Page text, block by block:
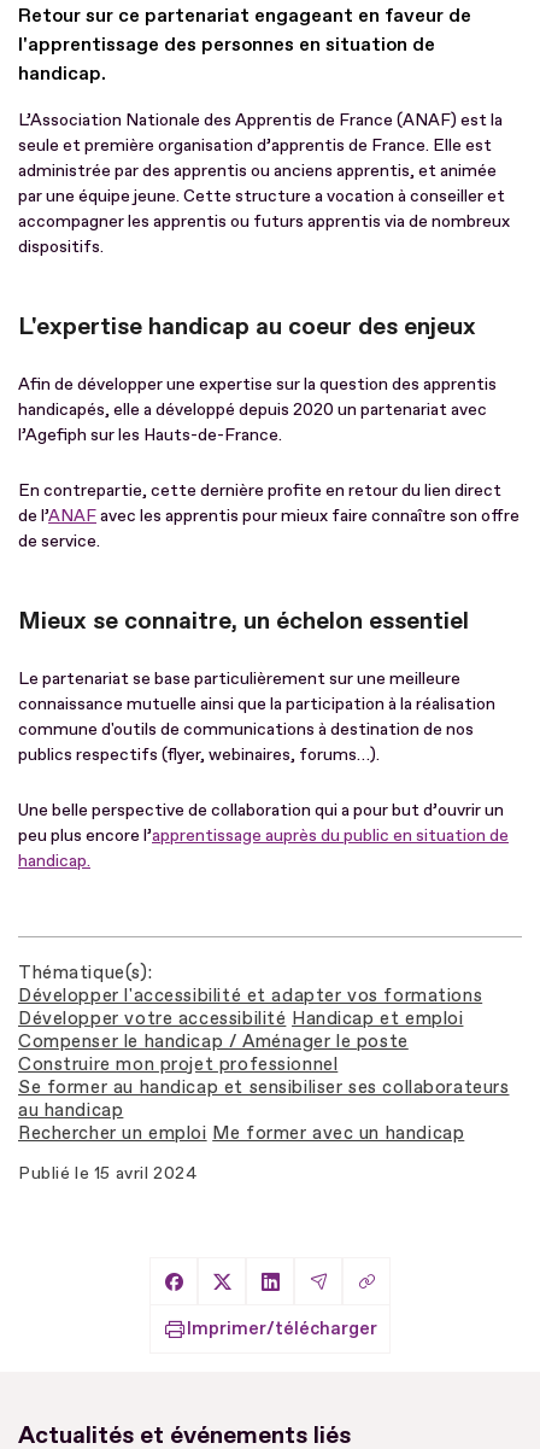
Retour sur ce partenariat engageant en faveur de
l'apprentissage des personnes en situation de
handicap.
L’Association Nationale des Apprentis de France (ANAF) est la
seule et première organisation d’apprentis de France. Elle est
administrée par des apprentis ou anciens apprentis, et animée
par une équipe jeune. Cette structure a vocation à conseiller et
accompagner les apprentis ou futurs apprentis via de nombreux
dispositifs.
L'expertise handicap au coeur des enjeux
Afin de développer une expertise sur la question des apprentis
handicapés, elle a développé depuis 2020 un partenariat avec
l’Agefiph sur les Hauts-de-France.
En contrepartie, cette dernière profite en retour du lien direct
de l’ANAFavec les apprentis pour mieux faire connaître son offre
de service.
Mieux se connaitre, un échelon essentiel
Le partenariat se base particulièrement sur une meilleure
connaissance mutuelle ainsi que la participation à la réalisation
commune d'outils de communications à destination de nos
publics respectifs (flyer, webinaires, forums…).
Une belle perspective de collaboration qui a pour but d’ouvrir un
peu plus encore l’apprentissage auprès du public en situation de
handicap.
Thématique(s)
Développer l'accessibilité et adapter vos formations
Développer votre accessibilité Handicap et emploi
Compenser le handicap / Aménager le poste
Construire mon projet professionnel
Se former au handicap et sensibiliser ses collaborateurs
au handicap
Rechercher un emploi Me former avec un handicap
Publié le 15 avril 2024
Partager sur Facebook
Partager sur X
Partager sur LinkedIn
Partager par Email
Copier le lien
Imprimer/télécharger
Actualités et événements liés